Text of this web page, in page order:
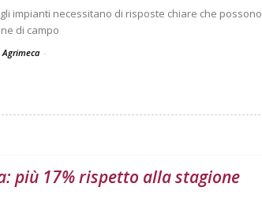
impianti necessitano di risposte chiare che possono
di campo
Agrimeca -
più 17% rispetto alla stagione